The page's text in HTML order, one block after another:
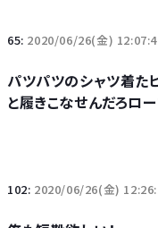
65: 2020/06/26(金)
パツパツのシャツ着た
と履きこなせんだろロ
102: 2020/06/26(金)